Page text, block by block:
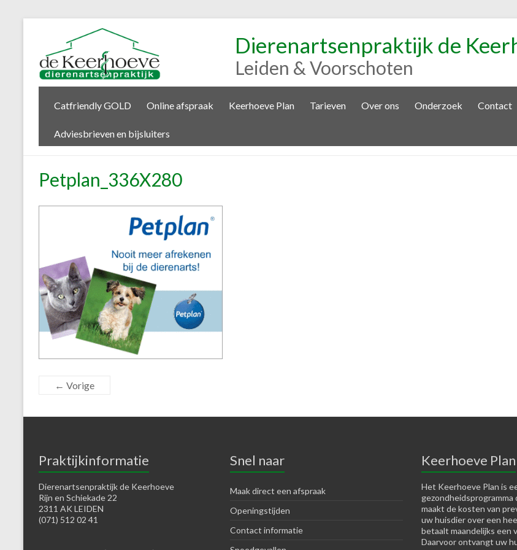
Dierenartsenpraktijk de
Leiden & Voorschoten
Catfriendly GOLD Online afspraak Keerhoeve Plan Tarieven Over ons Onderzoek Contact
Adviesbrieven en bijsluiters
Petplan_336X280
← Vorige
Praktijkinformatie
Dierenartsenpraktijk de Keerhoeve
Rijn en Schiekade 22
2311 AK LEIDEN
(071) 512 02 41
Snel naar
Maak direct een afspraak
Openingstijden
Contact informatie
Keerhoeve Plan
Het Keerhoeve Plan is
maakt de kosten van
uw huisdier over een
betaalt maandelijks een
Daarvoor ontvangt uw